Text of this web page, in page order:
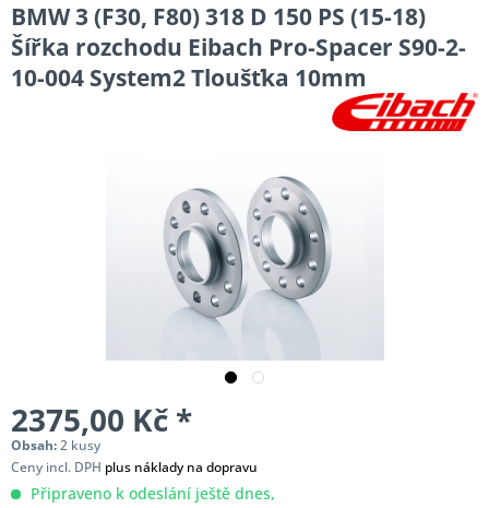
BMW 3 (F30, F80) 318 D 150 PS (15-18)
Šířka rozchodu Eibach Pro-Spacer S90-2-
10-004 System2 Tloušťka 10mm
2375,00 Kč *
Obsah:2 kusy
Ceny incl. DPH plus náklady na dopravu
Připraveno k odeslání ještě dnes,